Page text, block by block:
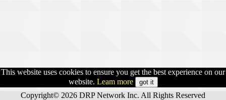
Copyright© 2026 DRP Network Inc. All Rights Reserved
This website uses cookies to ensure you get the best experience on our
website. Leam more got it